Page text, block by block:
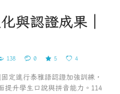
與認證成果｜
138 0 5 4
定進行泰雅語認證加強訓練，
提升學生口說與拼音能力。114